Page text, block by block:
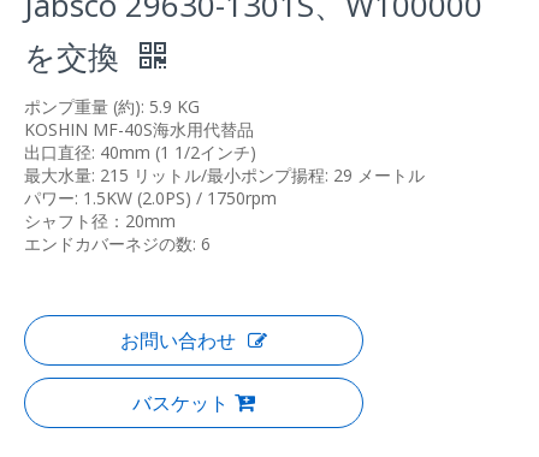
を交換
ポンプ重量 (約): 5.9 KG
KOSHIN MF-40S海水用代替品
出口直径: 40mm (1 1/2インチ)
最大水量: 215 リットル/最小ポンプ揚程: 29 メートル
パワー: 1.5KW (2.0PS) / 1750rpm
シャフト径：20mm
エンドカバーネジの数: 6
お問い合わせ
バスケット